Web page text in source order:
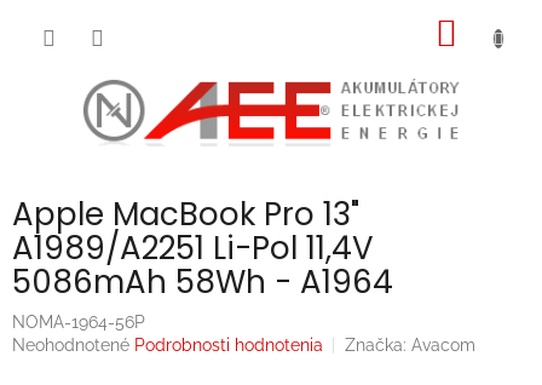
Apple MacBook Pro 13"
A1989/A2251 Li-Pol 11,4V
5086mAh 58Wh - A1964
NOMA-1964-56P
Priemerné
Neohodnotené Podrobnosti hodnotenia Značka: Avacom